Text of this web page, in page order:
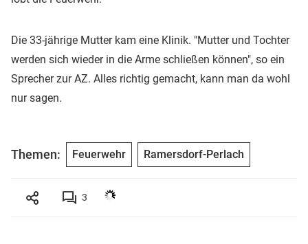
Die 33-jährige Mutter kam eine Klinik. "Mutter und Tochter
werden sich wieder in die Arme schließen können", so ein
Sprecher zur AZ. Alles richtig gemacht, kann man da wohl
nur sagen.
Themen: Feuerwehr Ramersdorf-Perlach
3